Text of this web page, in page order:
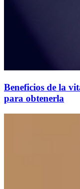
Beneficios de la
para obtenerla